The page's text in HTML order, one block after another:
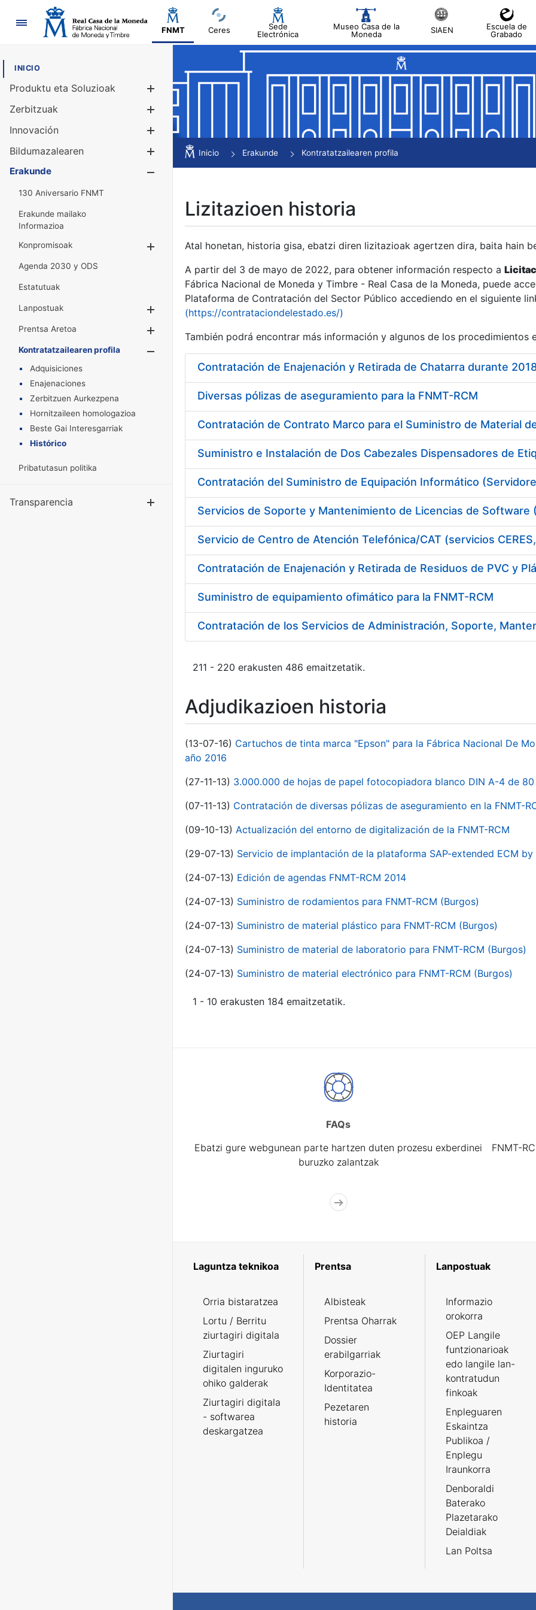
Nabigazioa
FNMT Ceres
Sede
Electrónica
Museo Casa de la
Moneda
SIAEN
Escuela de
Grabado
INICIO
Produktu eta Soluzioak
Erakutsi/Ezkutatu
Zerbitzuak
Innovación
Bildumazalearen
Erakutsi/Ezkutatu
Erakunde
130 Aniversario FNMT
Erakunde mailako
Informazioa
Konpromisoak
Erakutsi/Ezkutatu
Agenda 2030 y ODS
Estatutuak
Lanpostuak
Erakutsi/Ezkutatu
Prentsa Aretoa
Erakutsi/Ezkutatu
Kontratatzailearen profila
Erakutsi/Ezkutatu
Adquisiciones
Enajenaciones
Zerbitzuen Aurkezpena
Hornitzaileen homologazioa
Beste Gai Interesgarriak
Histórico
Pribatutasun politika
Transparencia Erakutsi/Ezkutatu
Inicio Erakunde Kontratatzailearen profila
Lizitazioen historia
Atal honetan, historia gisa, ebatzi diren lizitazioak agertzen dira, baita hain
A partir del 3 de mayo de 2022, para obtener información respecto a
Fábrica Nacional de Moneda y Timbre - Real Casa de la Moneda, puede
Plataforma de Contratación del Sector Público accediendo en el siguiente
(https://contrataciondelestado.es/)
También podrá encontrar más información y algunos de los procedimientos
Contratación de Enajenación y Retirada de Chatarra durante
Diversas pólizas de aseguramiento para la FNMT-RCM
Contratación de Contrato Marco para el Suministro de Material
Suministro e Instalación de Dos Cabezales Dispensadores de
Contratación del Suministro de Equipación Informático
Contratación de Enajenación y Retirada de Residuos de PVC y
Suministro de equipamiento ofimático para la FNMT-RCM
211 - 220 erakusten 486 emaitzetatik.
Adjudikazioen historia
(13-07-16) Cartuchos de tinta marca "Epson" para la Fábrica Nacional De
año 2016
(27-11-13) 3.000.000 de hojas de papel fotocopiadora blanco DIN A-4 de 80
(07-11-13) Contratación de diversas pólizas de aseguramiento en la FNMT-
(09-10-13) Actualización del entorno de digitalización de la FNMT-RCM
(29-07-13) Servicio de implantación de la plataforma SAP-extended ECM by
(24-07-13) Edición de agendas FNMT-RCM 2014
(24-07-13) Suministro de rodamientos para FNMT-RCM (Burgos)
(24-07-13) Suministro de material plástico para FNMT-RCM (Burgos)
(24-07-13) Suministro de material de laboratorio para FNMT-RCM (Burgos)
(24-07-13) Suministro de material electrónico para FNMT-RCM (Burgos)
1 - 10 erakusten 184 emaitzetatik.
FAQs
Ebatzi gure webgunean parte hartzen duten prozesu exberdinei
buruzko zalantzak
FNMT-
Laguntza teknikoa
Orria bistaratzea
Lortu / Berritu
ziurtagiri digitala
Ziurtagiri
digitalen inguruko
ohiko galderak
Ziurtagiri digitala
- softwarea
deskargatzea
Prentsa
Albisteak
Prentsa Oharrak
Dossier
erabilgarriak
Korporazio-
Identitatea
Pezetaren
historia
Lanpostuak
Informazio
orokorra
OEP Langile
funtzionarioak
edo langile lan-
kontratudun
finkoak
Enpleguaren
Eskaintza
Publikoa /
Enplegu
Iraunkorra
Denboraldi
Baterako
Plazetarako
Deialdiak
Lan Poltsa